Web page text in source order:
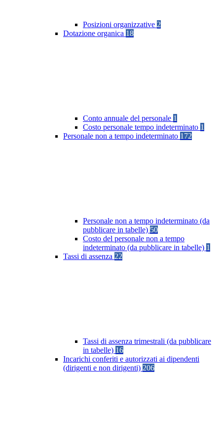
Posizioni organizzative 2
Dotazione organica 18
Conto annuale del personale 1
Costo personale tempo indeterminato 1
Personale non a tempo indeterminato 172
Personale non a tempo indeterminato (da
pubblicare in tabelle) 50
Costo del personale non a tempo
indeterminato (da pubblicare in tabelle) 1
Tassi di assenza 22
Tassi di assenza trimestrali (da pubblicare
in tabelle) 16
Incarichi conferiti e autorizzati ai dipendenti
(dirigenti e non dirigenti) 206